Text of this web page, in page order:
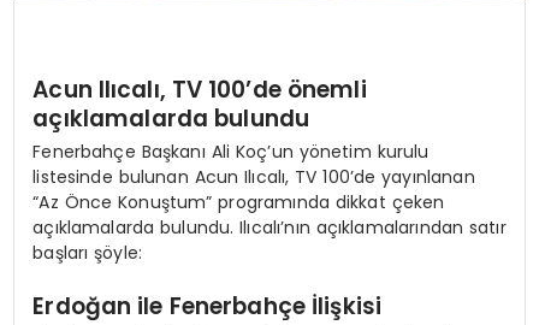
Acun Ilıcalı, TV 100’de önemli
açıklamalarda bulundu
Fenerbahçe Başkanı Ali Koç’un yönetim kurulu
listesinde bulunan Acun Ilıcalı, TV 100’de yayınlanan
“Az Önce Konuştum” programında dikkat çeken
açıklamalarda bulundu. Ilıcalı’nın açıklamalarından satır
başları şöyle:
Erdoğan ile Fenerbahçe İlişkisi